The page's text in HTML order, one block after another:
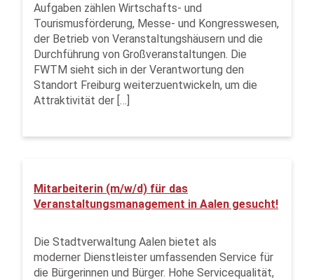
Aufgaben zählen Wirtschafts- und
Tourismusförderung, Messe- und Kongresswesen,
der Betrieb von Veranstaltungshäusern und die
Durchführung von Großveranstaltungen. Die
FWTM sieht sich in der Verantwortung den
Standort Freiburg weiterzuentwickeln, um die
Attraktivität der […]
Mitarbeiterin (m/w/d) für das
Veranstaltungsmanagement in Aalen gesucht!
Die Stadtverwaltung Aalen bietet als
moderner Dienstleister umfassenden Service für
die Bürgerinnen und Bürger. Hohe Servicequalität,